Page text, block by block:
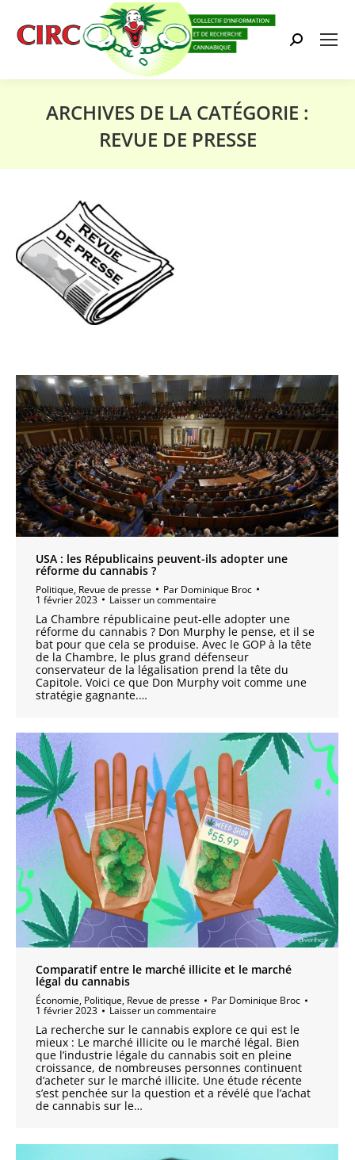
Search:
ARCHIVES DE LA CATÉGORIE :
REVUE DE PRESSE
USA : les Républicains peuvent-ils adopter une
réforme du cannabis ?
Politique, Revue de presse Par Dominique Broc
1 février 2023 Laisser un commentaire
La Chambre républicaine peut-elle adopter une
réforme du cannabis ? Don Murphy le pense, et il se
bat pour que cela se produise. Avec le GOP à la tête
de la Chambre, le plus grand défenseur
conservateur de la légalisation prend la tête du
Capitole. Voici ce que Don Murphy voit comme une
stratégie gagnante.…
Comparatif entre le marché illicite et le marché
légal du cannabis
Économie, Politique, Revue de presse Par Dominique Broc
1 février 2023 Laisser un commentaire
La recherche sur le cannabis explore ce qui est le
mieux : Le marché illicite ou le marché légal. Bien
que l’industrie légale du cannabis soit en pleine
croissance, de nombreuses personnes continuent
d’acheter sur le marché illicite. Une étude récente
s’est penchée sur la question et a révélé que l’achat
de cannabis sur le…